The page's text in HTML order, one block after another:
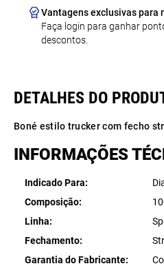
Vantagens exclusivas para
Faça login para ganhar
descontos.
Boné estilo trucker com fecho
INFORMAÇÕES
Indicado Para
Composição
Linha
Fechamento
Garantia do Fabricante